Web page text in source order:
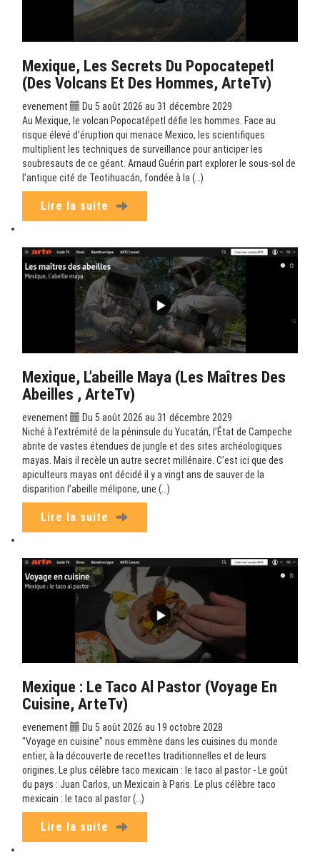
Mexique, Les Secrets Du Popocatepetl
(Des Volcans Et Des Hommes, ArteTv)
evenement
Du 5 août 2026 au 31 décembre 2029
Au Mexique, le volcan Popocatépetl défie les hommes. Face au
risque élevé d’éruption qui menace Mexico, les scientifiques
multiplient les techniques de surveillance pour anticiper les
soubresauts de ce géant. Arnaud Guérin part explorer le sous-sol de
l’antique cité de Teotihuacán, fondée à la (…)
Lire la suite
Mexique, L’abeille Maya (Les Maîtres Des
Abeilles , ArteTv)
evenement
Du 5 août 2026 au 31 décembre 2029
Niché à l’extrémité de la péninsule du Yucatán, l’État de Campeche
abrite de vastes étendues de jungle et des sites archéologiques
mayas. Mais il recèle un autre secret millénaire. C’est ici que des
apiculteurs mayas ont décidé il y a vingt ans de sauver de la
disparition l’abeille mélipone, une (…)
Lire la suite
Mexique : Le Taco Al Pastor (Voyage En
Cuisine, ArteTv)
evenement
Du 5 août 2026 au 19 octobre 2028
"Voyage en cuisine" nous emmène dans les cuisines du monde
entier, à la découverte de recettes traditionnelles et de leurs
origines. Le plus célèbre taco mexicain : le taco al pastor - Le goût
du pays : Juan Carlos, un Mexicain à Paris. Le plus célèbre taco
mexicain : le taco al pastor (…)
Lire la suite